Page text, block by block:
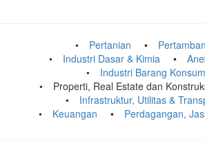
Pertanian
Industri Dasar & Kimia
Industri Barang
Properti, Real Estate dan
Infrastruktur, Utilitas &
Keuangan
Perdagangan,